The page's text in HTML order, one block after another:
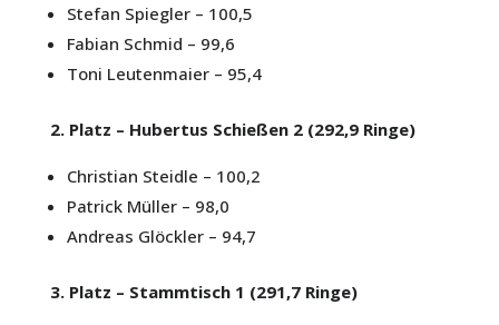
Stefan Spiegler – 100,5
Fabian Schmid – 99,6
Toni Leutenmaier – 95,4
2. Platz – Hubertus Schießen 2 (292,9 Ringe)
Christian Steidle – 100,2
Patrick Müller – 98,0
Andreas Glöckler – 94,7
3. Platz – Stammtisch 1 (291,7 Ringe)